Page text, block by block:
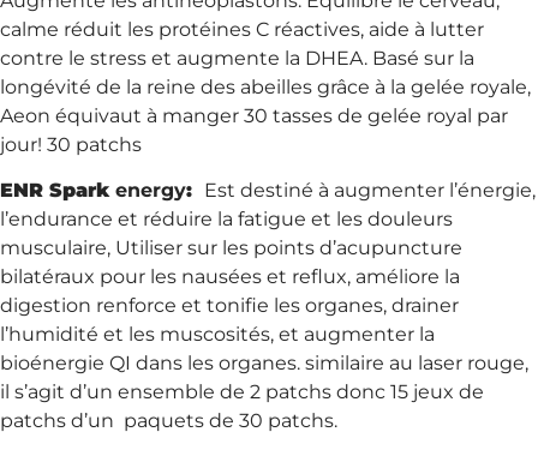
calme réduit les protéines C réactives, aide à lutter
contre le stress et augmente la DHEA. Basé sur la
longévité de la reine des abeilles grâce à la gelée royale,
Aeon équivaut à manger 30 tasses de gelée royal par
jour! 30 patchs
ENR Spark energy: Est destiné à augmenter l’énergie,
l’endurance et réduire la fatigue et les douleurs
musculaire, Utiliser sur les points d’acupuncture
bilatéraux pour les nausées et reflux, améliore la
digestion renforce et tonifie les organes, drainer
l’humidité et les muscosités, et augmenter la
bioénergie QI dans les organes. similaire au laser rouge,
il s’agit d’un ensemble de 2 patchs donc 15 jeux de
patchs d’un paquets de 30 patchs.